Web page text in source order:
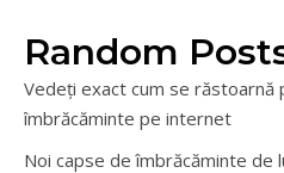
Random
Vedeți exact cum se
îmbrăcăminte pe internet
Noi capse de îmbrăcăminte de